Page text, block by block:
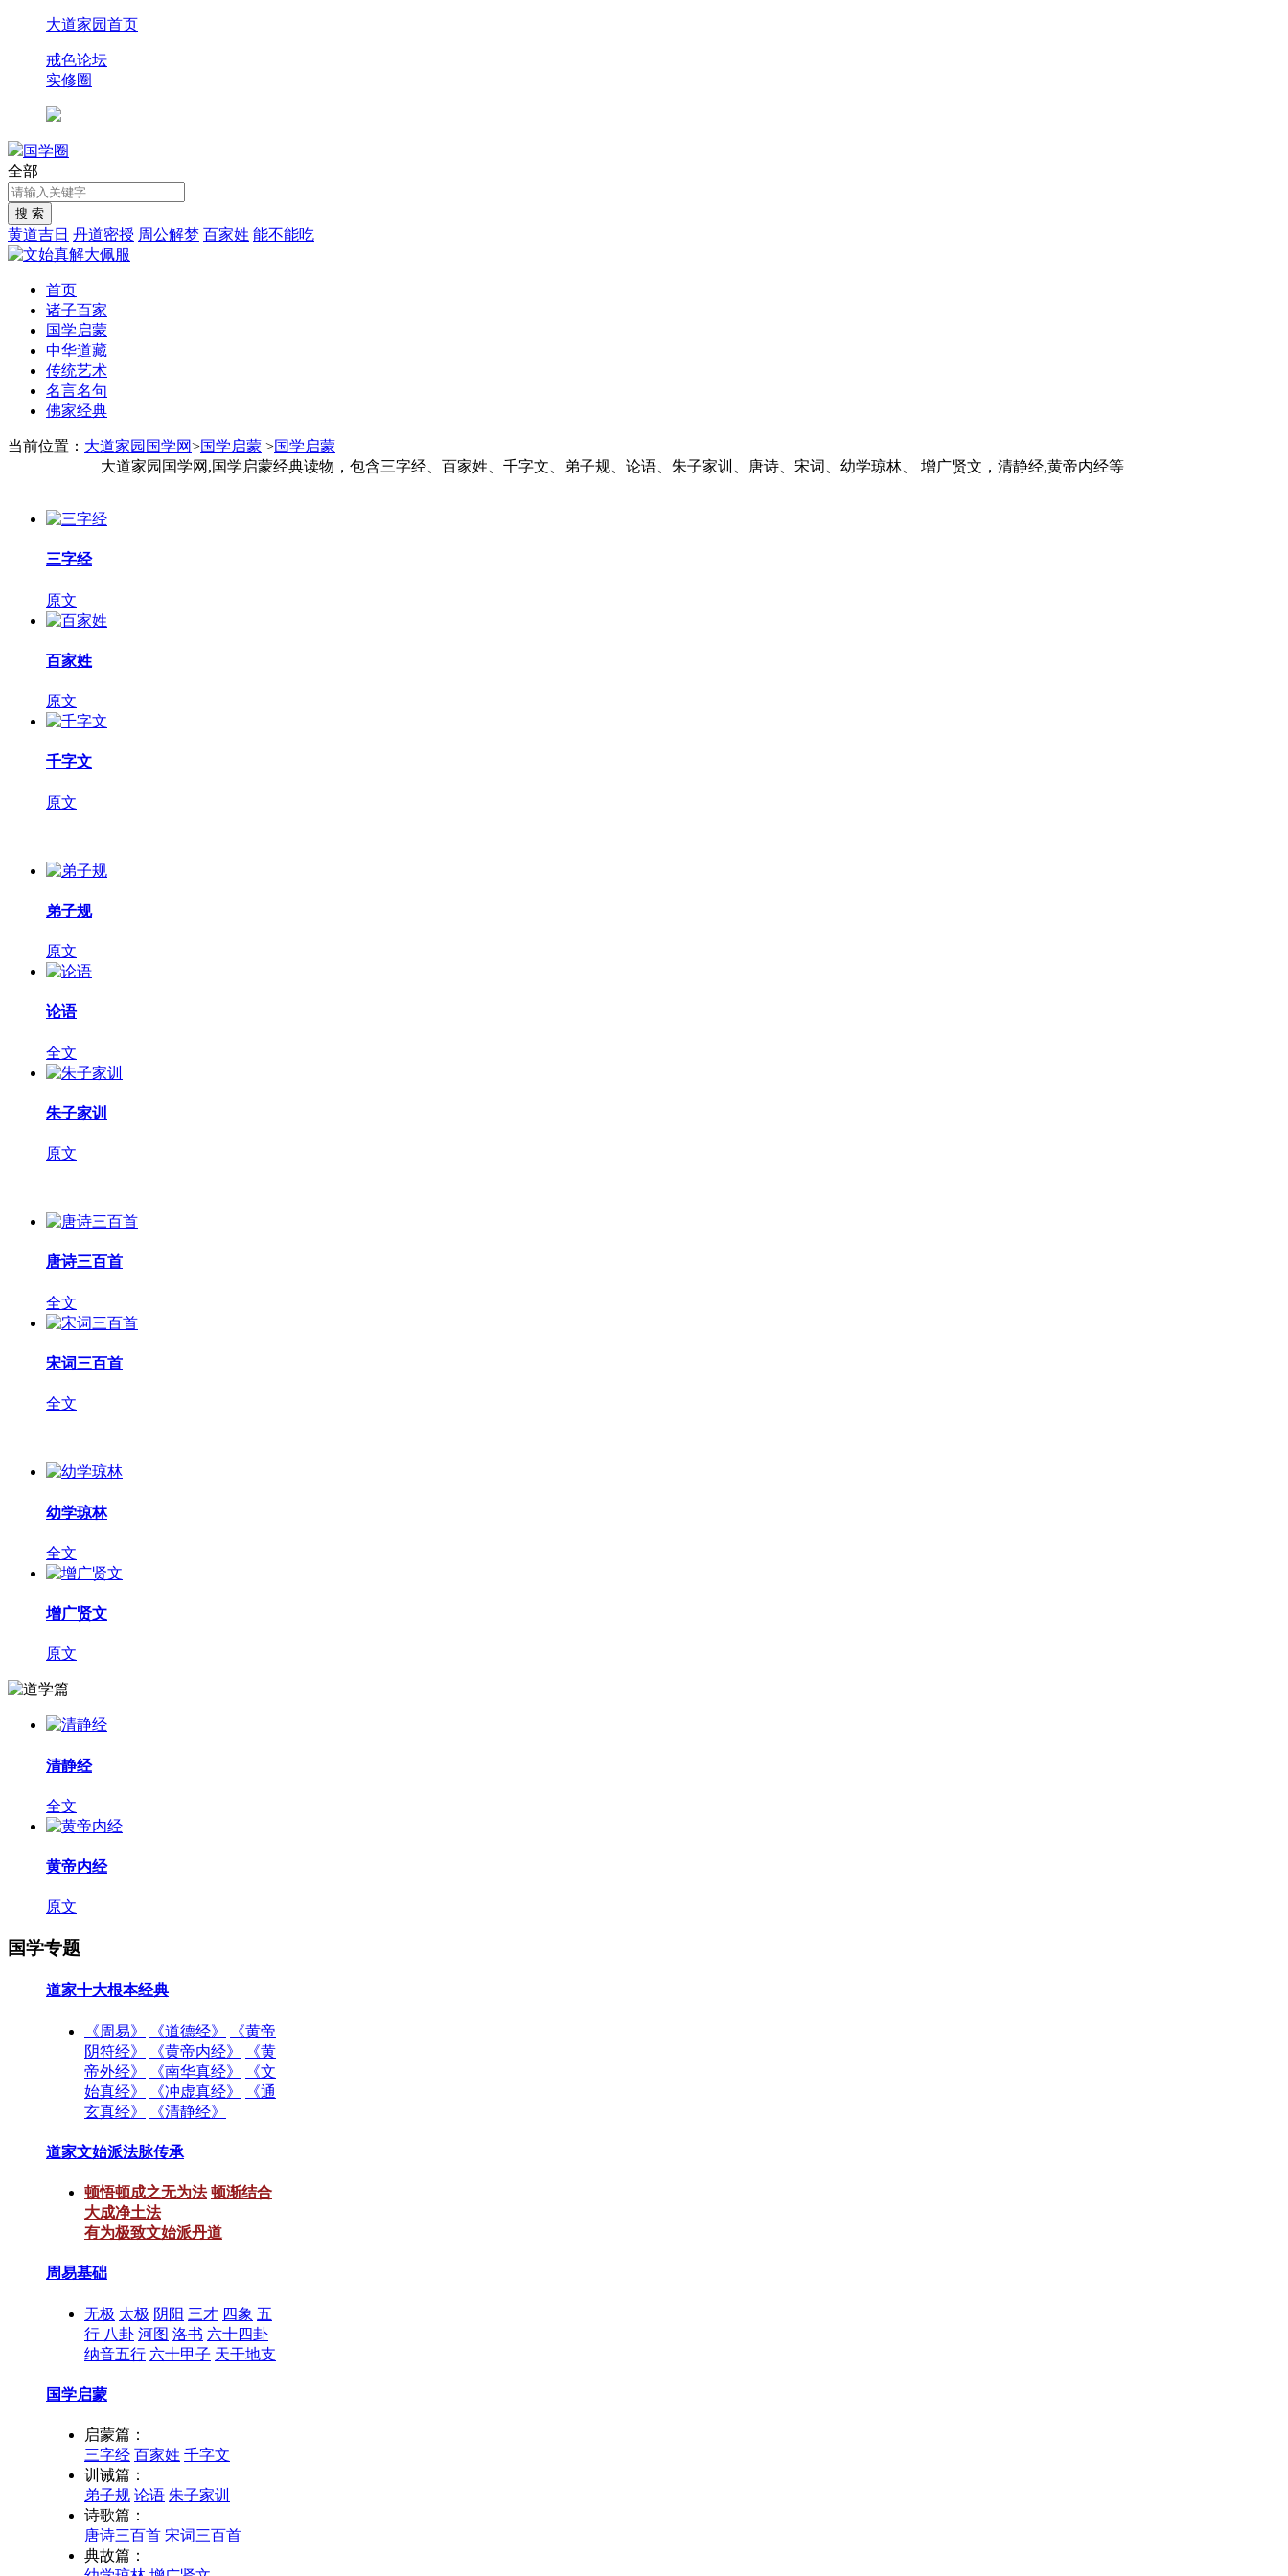
大道家园首页
戒色论坛
实修圈
国学圈
全部
黄道吉日 丹道密授 周公解梦 百家姓 能不能吃
首页
诸子百家
国学启蒙
中华道藏
传统艺术
名言名句
佛家经典
当前位置： 大道家园国学网>国学启蒙 >国学启蒙
大道家园国学网,国学启蒙经典读物，包含三字经、百家姓、千字文、弟子规、论语、朱子家训、唐诗、宋词、幼学琼林、 增广贤文，清静经,黄帝内经等
三字经
原文
百家姓
原文
千字文
原文
弟子规
原文
论语
全文
朱子家训
原文
唐诗三百首
全文
宋词三百首
全文
幼学琼林
全文
增广贤文
原文
清静经
全文
黄帝内经
原文
国学专题
道家十大根本经典
《周易》 《道德经》
《黄帝
阴符经》
《黄帝内经》
《黄
帝外经》
《南华真经》
《文
始真经》
《冲虚真经》
《通
玄真经》
《清静经》
道家文始派法脉传承
顿悟顿成之无为法 顿渐结合
大成净土法
有为极致文始派丹道
周易基础
无极 太极 阴阳 三才 四象 五
行 八卦 河图 洛书 六十四卦
纳音五行 六十甲子 天干地支
国学启蒙
启蒙篇：
三字经 百家姓 千字文
训诫篇：
弟子规 论语 朱子家训
诗歌篇：
唐诗三百首 宋词三百首
典故篇：